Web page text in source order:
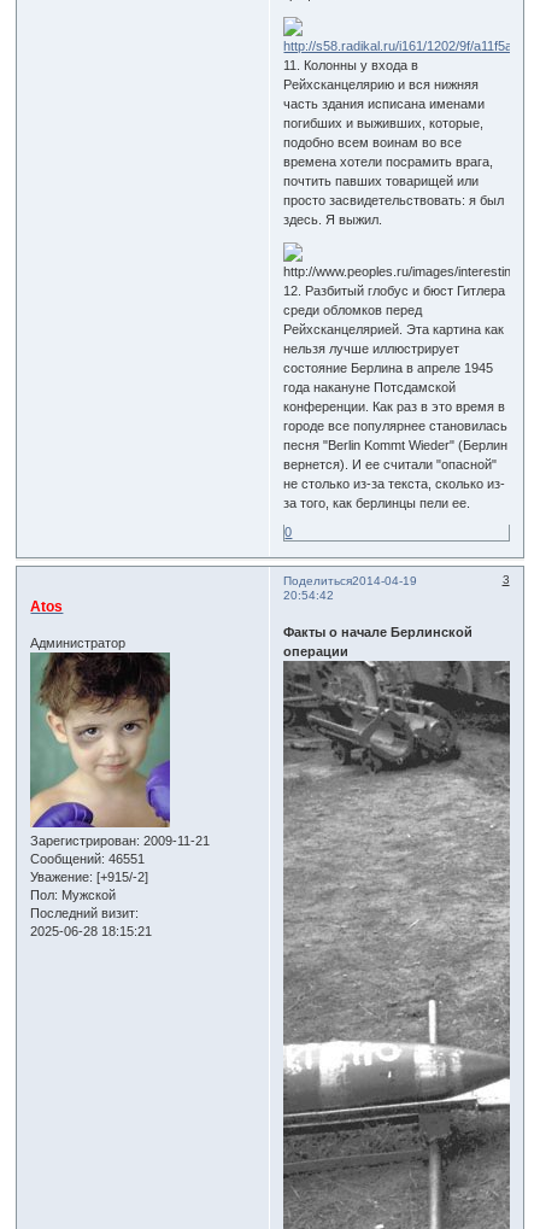
11. Колонны у входа в
Рейхсканцелярию и вся нижняя
часть здания исписана именами
погибших и выживших, которые,
подобно всем воинам во все
времена хотели посрамить врага,
почтить павших товарищей или
просто засвидетельствовать: я был
здесь. Я выжил.
12. Разбитый глобус и бюст Гитлера
среди обломков перед
Рейхсканцелярией. Эта картина как
нельзя лучше иллюстрирует
состояние Берлина в апреле 1945
года накануне Потсдамской
конференции. Как раз в это время в
городе все популярнее становилась
песня "Berlin Kommt Wieder" (Берлин
вернется). И ее считали "опасной"
не столько из-за текста, сколько из-
за того, как берлинцы пели ее.
0
Поделиться 3
2014-04-19
20:54:42
Atos
Администратор
Зарегистрирован: 2009-11-21
Сообщений: 46551
Уважение: [+915/-2]
Пол: Мужской
Последний визит:
2025-06-28 18:15:21
Факты о начале Берлинской
операции